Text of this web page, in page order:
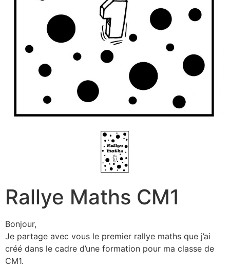
Rallye Maths CM1
Bonjour,
Je partage avec vous le premier rallye maths que j’ai
créé dans le cadre d’une formation pour ma classe de
CM1.